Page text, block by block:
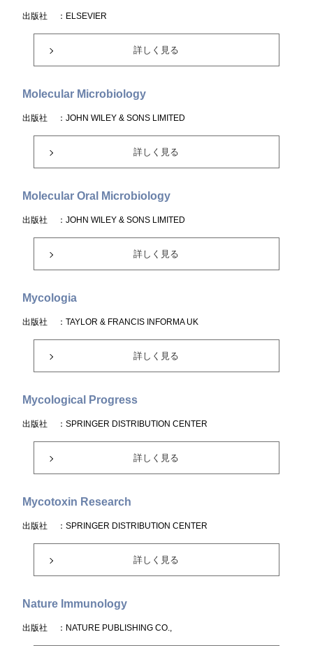
出版社 ：ELSEVIER
詳しく見る
Molecular Microbiology
出版社 ：JOHN WILEY & SONS LIMITED
詳しく見る
Molecular Oral Microbiology
出版社 ：JOHN WILEY & SONS LIMITED
詳しく見る
Mycologia
出版社 ：TAYLOR & FRANCIS INFORMA UK
詳しく見る
Mycological Progress
出版社 ：SPRINGER DISTRIBUTION CENTER
詳しく見る
Mycotoxin Research
出版社 ：SPRINGER DISTRIBUTION CENTER
詳しく見る
Nature Immunology
出版社 ：NATURE PUBLISHING CO.,